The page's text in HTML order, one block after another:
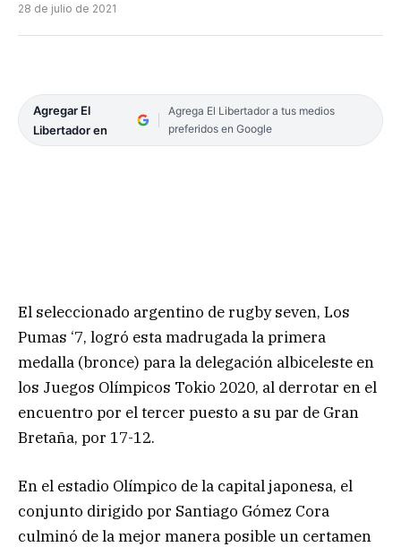
28 de julio de 2021
Agregar El
Libertador en
Agrega El Libertador a tus medios
preferidos en Google
El seleccionado argentino de rugby seven, Los
Pumas ‘7, logró esta madrugada la primera
medalla (bronce) para la delegación albiceleste en
los Juegos Olímpicos Tokio 2020, al derrotar en el
encuentro por el tercer puesto a su par de Gran
Bretaña, por 17-12.
En el estadio Olímpico de la capital japonesa, el
conjunto dirigido por Santiago Gómez Cora
culminó de la mejor manera posible un certamen